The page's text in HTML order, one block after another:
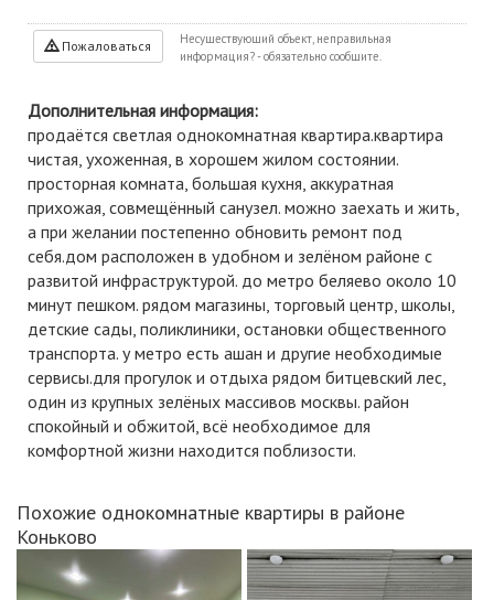
Пожаловаться
Несуществующий объект, неправильная
информация? - обязательно сообщите.
Дополнительная информация:
продаётся светлая однокомнатная квартира.квартира
чистая, ухоженная, в хорошем жилом состоянии.
просторная комната, большая кухня, аккуратная
прихожая, совмещённый санузел. можно заехать и жить,
а при желании постепенно обновить ремонт под
себя.дом расположен в удобном и зелёном районе с
развитой инфраструктурой. до метро беляево около 10
минут пешком. рядом магазины, торговый центр, школы,
детские сады, поликлиники, остановки общественного
транспорта. у метро есть ашан и другие необходимые
сервисы.для прогулок и отдыха рядом битцевский лес,
один из крупных зелёных массивов москвы. район
спокойный и обжитой, всё необходимое для
комфортной жизни находится поблизости.
Похожие однокомнатные квартиры в районе
Коньково